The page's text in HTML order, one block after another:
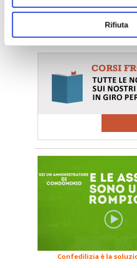
Rifiuta
〉 Corsi amministratore
Confedilizia è la